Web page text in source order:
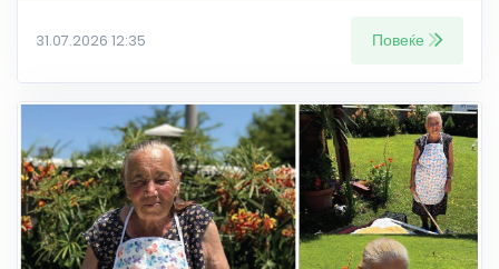
31.07.2026 12:35 Повеќе